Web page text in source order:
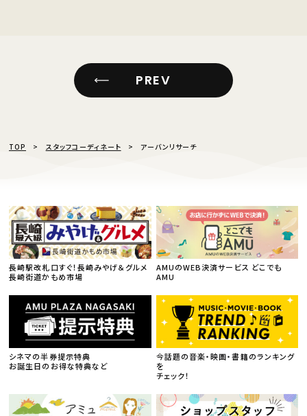
PREV
TOP スタッフコーディネート アーバンリサーチ
長崎駅改札口すぐ！長崎みやげ＆グルメ
長崎街道かもめ市場
AMUのWEB決済サービス どこでも
AMU
シネマの半券提示特典
お誕生日のお得な特典など
今話題の音楽・映画・書籍のランキング
を
チェック！